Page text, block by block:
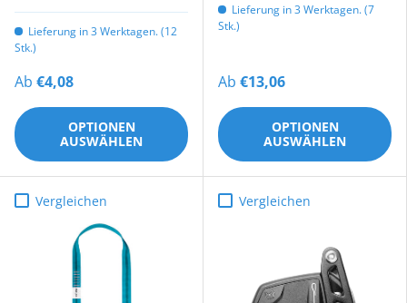
Lieferung in 3 Werktagen. (12
Stk.)
Ab €4,08
OPTIONEN
AUSWÄHLEN
Lieferung in 3 Werktagen. (7
Stk.)
Ab €13,06
OPTIONEN
AUSWÄHLEN
Vergleichen Vergleichen